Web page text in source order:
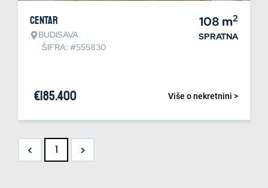
Centar
BUDISAVA
ŠIFRA: #555830
108 m2
SPRATNA
Više o nekretnini >
€185.400
< 1 >